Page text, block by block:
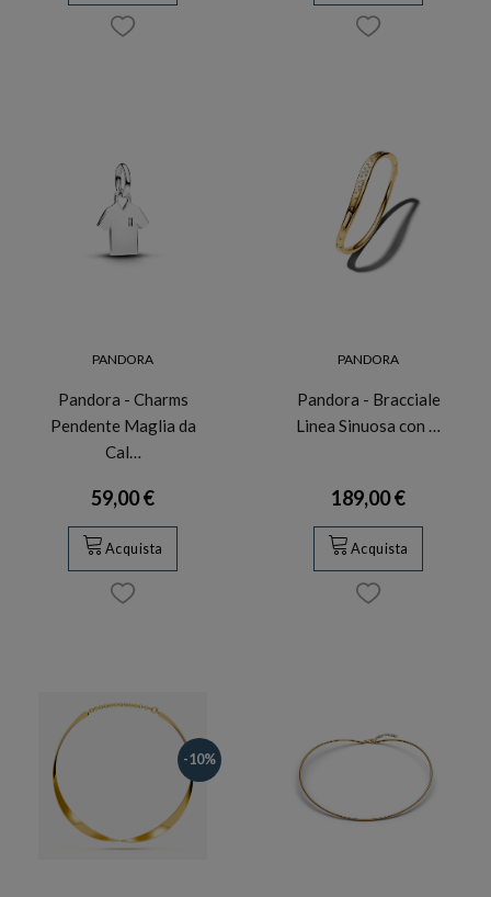
PANDORA
Pandora - Charms
Pendente Maglia da
Cal…
59,00 €
Acquista
PANDORA
Pandora - Bracciale
Linea Sinuosa con …
189,00 €
Acquista
-10%